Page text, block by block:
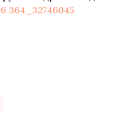
364_32746045